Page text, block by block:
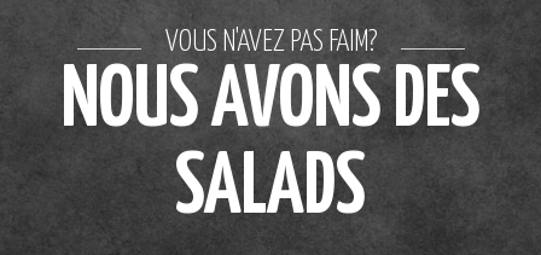
VOUS N'AVEZ PAS FAIM?
NOUS AVONS DES
SALADS